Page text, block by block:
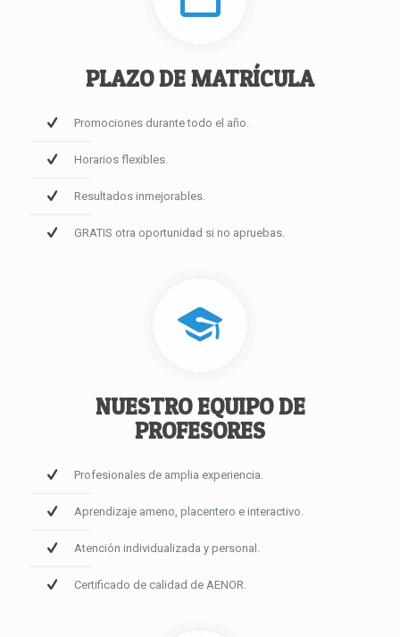
PLAZO DE MATRÍCULA
Promociones durante todo el año.
Horarios flexibles.
Resultados inmejorables.
GRATIS otra oportunidad si no apruebas.
NUESTRO EQUIPO DE
PROFESORES
Profesionales de amplia experiencia.
Aprendizaje ameno, placentero e interactivo.
Atención individualizada y personal.
Certificado de calidad de AENOR.